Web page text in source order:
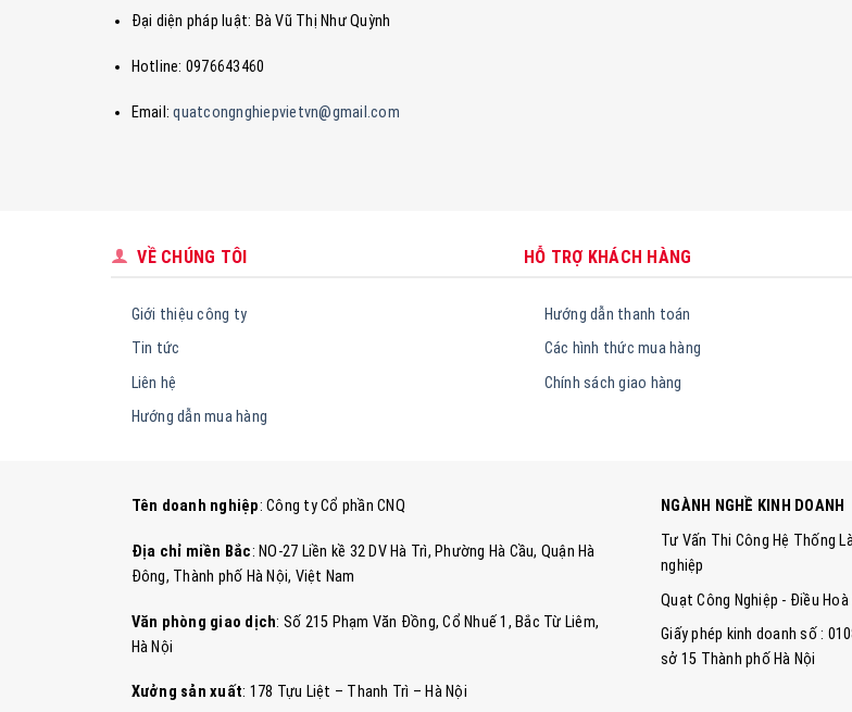
Đại diện pháp luật: Bà Vũ Thị Như Quỳnh
Hotline: 0976643460
Email:quatcongnghiepvietvn@gmail.com
VỀ CHÚNG TÔI
Giới thiệu công ty
Tin tức
Liên hệ
Hướng dẫn mua hàng
HỖ TRỢ KHÁCH HÀNG
Hướng dẫn thanh toán
Các hình thức mua hàng
Chính sách giao hàng
Tên doanh nghiệp: Công ty Cổ phần CNQ
Địa chỉ miền Bắc: NO-27 Liền kề 32 DV Hà Trì, Phường Hà Cầu, Quận Hà
Đông, Thành phố Hà Nội, Việt Nam
Văn phòng giao dịch: Số 215 Phạm Văn Đồng, Cổ Nhuế 1, Bắc Từ Liêm,
Hà Nội
Xưởng sản xuất: 178 Tựu Liệt – Thanh Trì – Hà Nội
NGÀNH NGHỀ KINH DOANH
Tư Vấn Thi Công Hệ Thống
nghiệp
Quạt Công Nghiệp - Điều
Giấy phép kinh doanh số :
sở 15 Thành phố Hà Nội